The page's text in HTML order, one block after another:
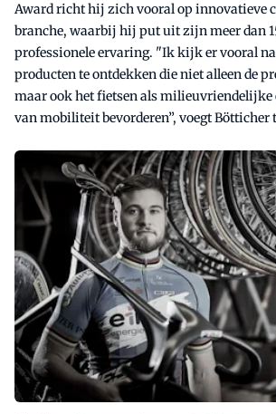
Award richt hij zich vooral op innovatieve
branche, waarbij hij put uit zijn meer dan
professionele ervaring. "Ik kijk er vooral
producten te ontdekken die niet alleen de
maar ook het fietsen als milieuvriendelijke
van mobiliteit bevorderen”, voegt Bötticher